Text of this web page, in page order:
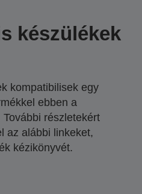
készülékek
kompatibilisek egy
ebben a
részletekért
az alábbi linkeket,
kézikönyvét.